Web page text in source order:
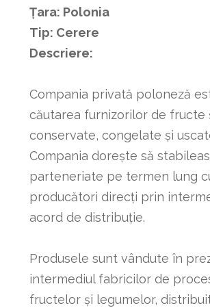
Țara: Polonia
Tip: Cerere
Descriere:
Compania privată poloneză
căutarea furnizorilor de fructe
conservate, congelate și
Compania dorește să
parteneriate pe termen lung
producători direcți prin
acord de distribuție.
Produsele sunt vândute în
intermediul fabricilor de
fructelor și legumelor,